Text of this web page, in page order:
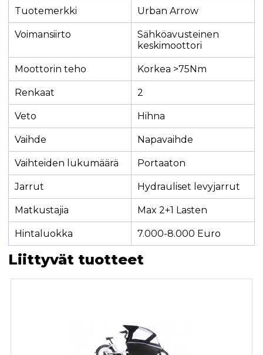
Tuotemerkki Urban Arrow
Voimansiirto
Sähköavusteinen
keskimoottori
Moottorin teho Korkea >75Nm
Renkaat 2
Veto Hihna
Vaihde Napavaihde
Vaihteiden lukumäärä Portaaton
Jarrut Hydrauliset levyjarrut
Matkustajia Max 2+1 Lasten
Hintaluokka 7.000-8.000 Euro
Liittyvät tuotteet